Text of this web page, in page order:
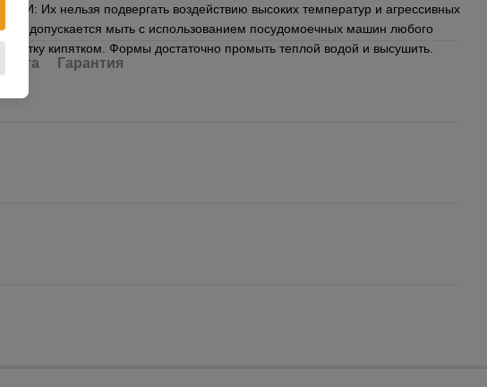
Их нельзя подвергать воздействию высоких температур и агрессивных
Не допускается мыть с использованием посудомоечных машин любого
кипятком. Формы достаточно промыть теплой водой и высушить.
Гарантия